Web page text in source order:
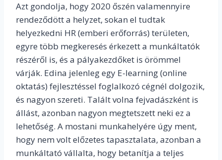
Azt gondolja, hogy 2020 őszén valamennyire
rendeződött a helyzet, sokan el tudtak
helyezkedni HR (emberi erőforrás) területen,
egyre több megkeresés érkezett a munkáltatók
részéről is, és a pályakezdőket is örömmel
várják. Edina jelenleg egy E-learning (online
oktatás) fejlesztéssel foglalkozó cégnél dolgozik,
és nagyon szereti. Talált volna fejvadászként is
állást, azonban nagyon megtetszett neki ez a
lehetőség. A mostani munkahelyére úgy ment,
hogy nem volt előzetes tapasztalata, azonban a
munkáltató vállalta, hogy betanítja a teljes